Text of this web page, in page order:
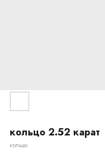
кольцо 2.52 карат
кольцо